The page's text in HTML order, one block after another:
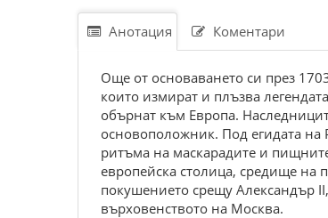
Анотация Коментари
Още от основаването си през
които измират и плъзва
обърнат към Европа.
основоположник. Под егидата на
ритъма на маскарадите и
европейска столица, средище на
покушението срещу Александър
върховенството на Москва.